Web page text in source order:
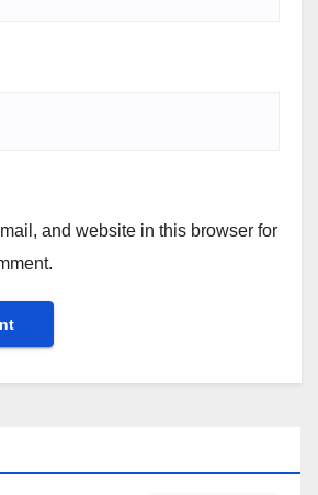
and website in this browser for